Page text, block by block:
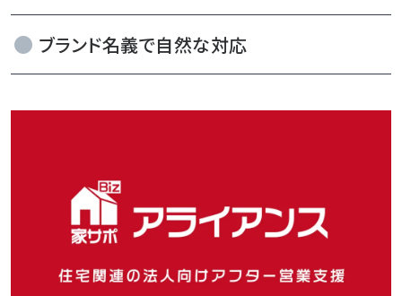
ブランド名義で自然な対応